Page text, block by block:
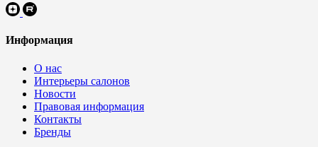
Информация
О нас
Интерьеры салонов
Новости
Правовая информация
Контакты
Бренды